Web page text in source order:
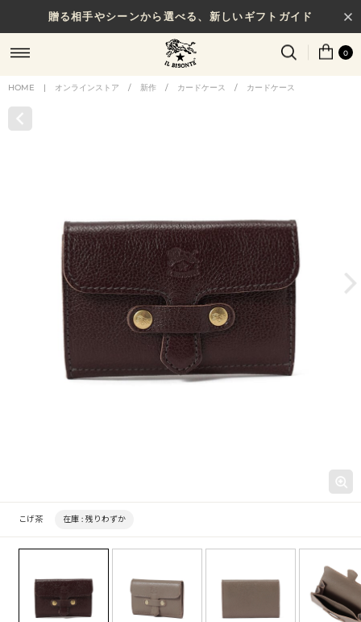
贈る相手やシーンから選べる、新しいギフトガイド
0
HOME | オンラインストア / 新作 / カードケース / カードケース
こげ茶 在庫 : 残りわずか